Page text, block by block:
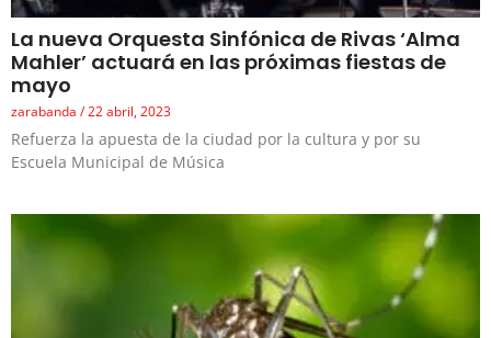
La nueva Orquesta Sinfónica de Rivas ‘Alma
Mahler’ actuará en las próximas fiestas de
mayo
zarabanda 22 abril, 2023
Refuerza la apuesta de la ciudad por la cultura y por su
Escuela Municipal de Música